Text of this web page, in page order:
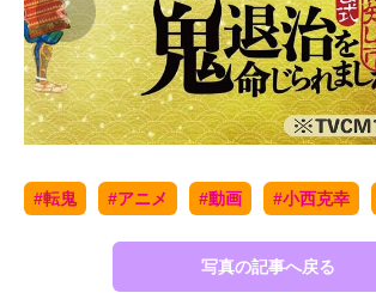
#転鬼 #アニメ #動画 #小西克幸
写真の記事へ戻る